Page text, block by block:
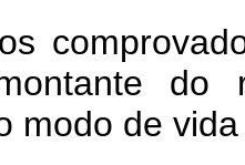
do
modo de